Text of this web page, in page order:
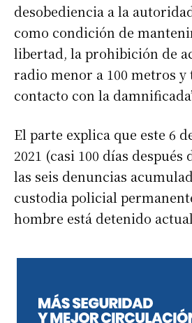
desobediencia a la
como condición de
libertad, la prohibición de
radio menor a 100 metros y
contacto con la
El parte explica que este 6
2021 (casi 100 días
las seis denuncias
custodia policial
hombre está detenido